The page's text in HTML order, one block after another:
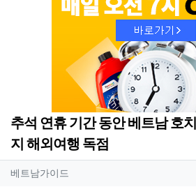
추석 연휴 기간 동안 베트남 호
지 해외여행 독점
작성자 정보
베트남가이드